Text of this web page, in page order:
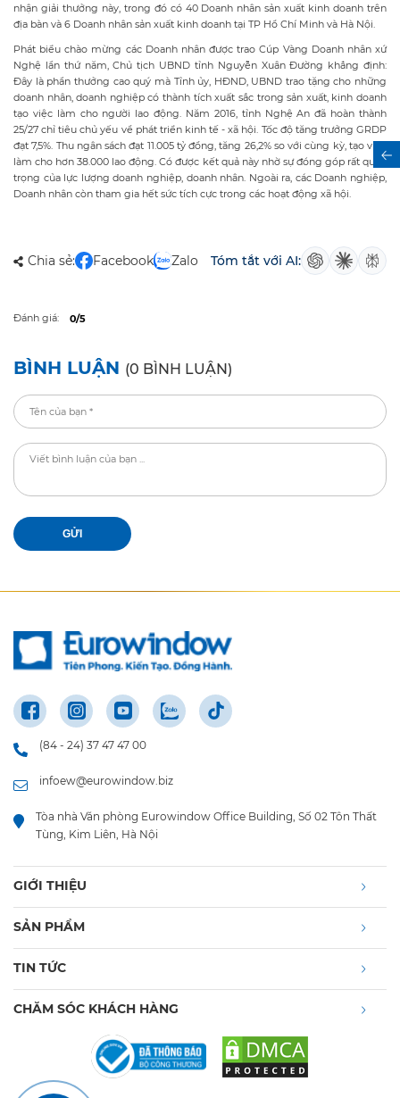
nhận giải thưởng này, trong đó có 40 Doanh nhân sản xuất kinh doanh trên
địa bàn và 6 Doanh nhân sản xuất kinh doanh tại TP Hồ Chí Minh và Hà Nội.
Phát biểu chào mừng các Doanh nhân được trao Cúp Vàng Doanh nhân xứ
Nghệ lần thứ năm, Chủ tịch UBND tỉnh Nguyễn Xuân Đường khẳng định:
Đây là phần thưởng cao quý mà Tỉnh ủy, HĐND, UBND trao tặng cho những
doanh nhân, doanh nghiệp có thành tích xuất sắc trong sản xuất, kinh doanh
tạo việc làm cho người lao động. Năm 2016, tỉnh Nghệ An đã hoàn thành
25/27 chỉ tiêu chủ yếu về phát triển kinh tế - xã hội. Tốc độ tăng trưởng GRDP
đạt 7,5%. Thu ngân sách đạt 11.005 tỷ đồng, tăng 26,2% so với cùng kỳ, tạo việc
làm cho hơn 38.000 lao động. Có được kết quả này nhờ sự đóng góp rất quan
trọng của lực lượng doanh nghiệp, doanh nhân. Ngoài ra, các Doanh nghiệp,
Doanh nhân còn tham gia hết sức tích cực trong các hoạt động xã hội.
Chia sẻ: Facebook Zalo Tóm tắt với AI:
Đánh giá: 0/5
BÌNH LUẬN (0 BÌNH LUẬN)
GỬI
(84 - 24) 37 47 47 00
infoew@eurowindow.biz
Tòa nhà Văn phòng Eurowindow Office Building, Số 02 Tôn Thất
Tùng, Kim Liên, Hà Nội
GIỚI THIỆU
SẢN PHẨM
TIN TỨC
CHĂM SÓC KHÁCH HÀNG